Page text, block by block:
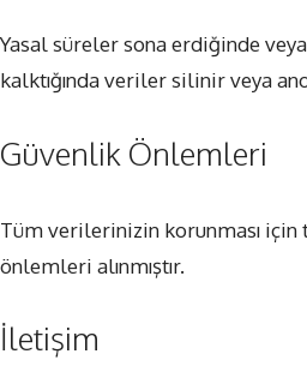
Yasal süreler sona erdiğinde
kalktığında veriler silinir veya
Güvenlik Önlemleri
Tüm verilerinizin korunması
önlemleri alınmıştır.
İletişim